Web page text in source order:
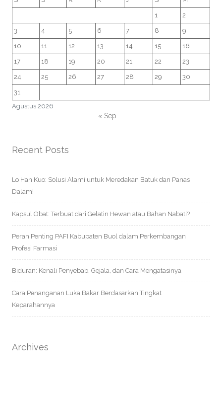
Agustus 2026
1 2
3 4 5 6 7 8 9
10 11 12 13 14 15 16
17 18 19 20 21 22 23
24 25 26 27 28 29 30
31
« Sep
Recent Posts
Lo Han Kuo: Solusi Alami untuk Meredakan Batuk dan Panas
Dalam!
Kapsul Obat: Terbuat dari Gelatin Hewan atau Bahan Nabati?
Peran Penting PAFI Kabupaten Buol dalam Perkembangan
Profesi Farmasi
Biduran: Kenali Penyebab, Gejala, dan Cara Mengatasinya
Cara Penanganan Luka Bakar Berdasarkan Tingkat
Keparahannya
Archives